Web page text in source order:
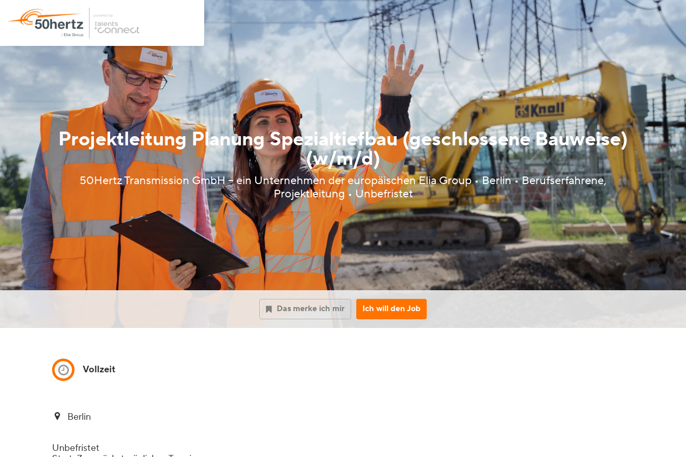
Projektleitung Planung Spezialtiefbau (geschlossene Bauweise)
(w/m/d)
50Hertz Transmission GmbH – ein Unternehmen der europäischen Elia Group • Berlin • Berufserfahrene,
Projektleitung • Unbefristet
Das merke ich mir Ich will den Job
Vollzeit
Berlin
Unbefristet